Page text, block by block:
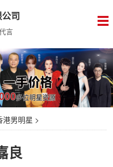
司
言
港男明星 >
良